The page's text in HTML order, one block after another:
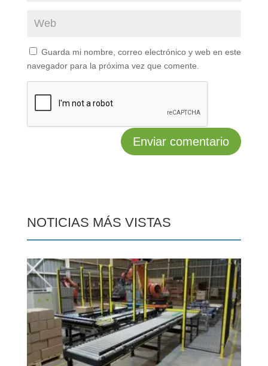
Guarda mi nombre, correo electrónico y web en este
navegador para la próxima vez que comente.
NOTICIAS MÁS VISTAS